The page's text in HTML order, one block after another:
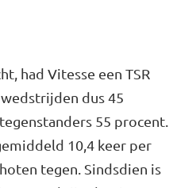
had Vitesse een TSR
dus 45
55 procent.
10,4 keer per
tegen. Sindsdien is